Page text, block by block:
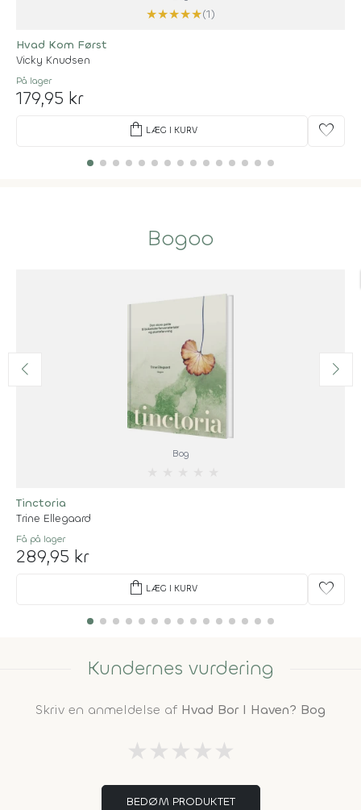
★★★★★(1)
Hvad Kom Først
Vicky Knudsen
På lager
179,95 kr
shopping_bag LÆG I KURV favorite
Bogoo
Bog
Tinctoria
Trine Ellegaard
Få på lager
289,95 kr
shopping_bag LÆG I KURV favorite
Kundernes vurdering
Skriv en anmeldelse af Hvad Bor I Haven? Bog
★ ★ ★ ★ ★
BEDØM PRODUKTET